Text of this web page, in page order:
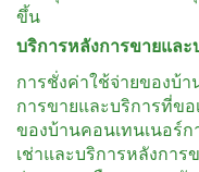
ขึ้น
บริการหลังการขายและ
การชั่งค่าใช้จ่ายของบ้
การขายและบริการที่ขอ
ของบ้านคอนเทนเนอร์ก
เช่าและบริการหลังกา